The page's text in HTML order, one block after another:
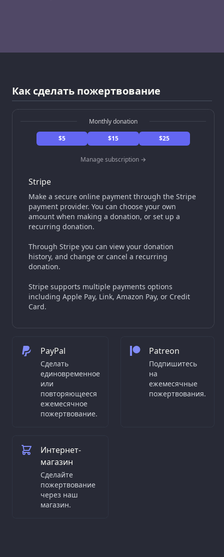
Как сделать пожертвование
Monthly donation
$5
$15 $25
Manage subscription →
Stripe
Make a secure online payment through the Stripe
payment provider. You can choose your own
amount when making a donation, or set up a
recurring donation.
Through Stripe you can view your donation
history, and change or cancel a recurring
donation.
Stripe supports multiple payments options
including Apple Pay, Link, Amazon Pay, or Credit
Card.
PayPal
Сделать
единовременное
или
повторяющееся
ежемесячное
пожертвование.
Patreon
Подпишитесь
на
ежемесячные
пожертвования.
Интернет-
магазин
Сделайте
пожертвование
через наш
магазин.